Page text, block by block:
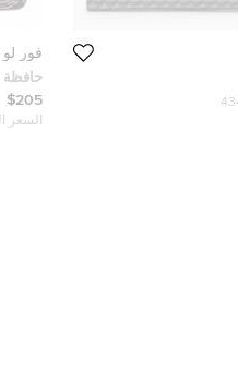
فور لو
حافظة
مقوى
$205
السعر